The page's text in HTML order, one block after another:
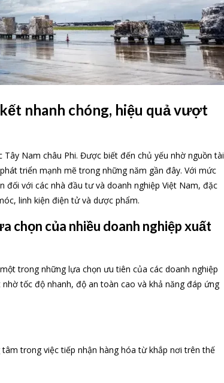
nhanh chóng, hiệu quả vượt
Nam châu Phi. Được biết đến chủ yếu nhờ nguồn tài
triển mạnh mẽ trong những năm gần đây. Với mức
với các nhà đầu tư và doanh nghiệp Việt Nam, đặc
linh kiện điện tử và dược phẩm.
chọn của nhiều doanh nghiệp xuất
trong những lựa chọn ưu tiên của các doanh nghiệp
tốc độ nhanh, độ an toàn cao và khả năng đáp ứng
trong việc tiếp nhận hàng hóa từ khắp nơi trên thế